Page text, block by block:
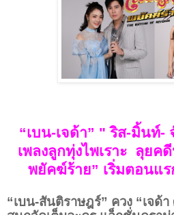
“เบน-เจด้า” " ริส-มิ้นท์
เพลงลูกทุ่งไพเราะ ลุยค
พยัคฆ์ร้าย” เริ่มตอนแ
“เบน-สันติราษฎร์” ควง “เจด้